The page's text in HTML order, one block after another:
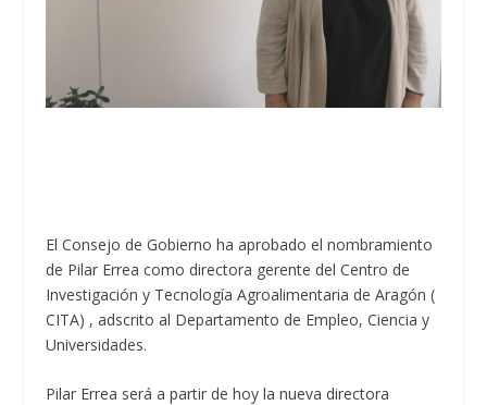
El Consejo de Gobierno ha aprobado el nombramiento
de Pilar Errea como directora gerente del Centro de
Investigación y Tecnología Agroalimentaria de Aragón (
CITA) , adscrito al Departamento de Empleo, Ciencia y
Universidades.
Pilar Errea será a partir de hoy la nueva directora